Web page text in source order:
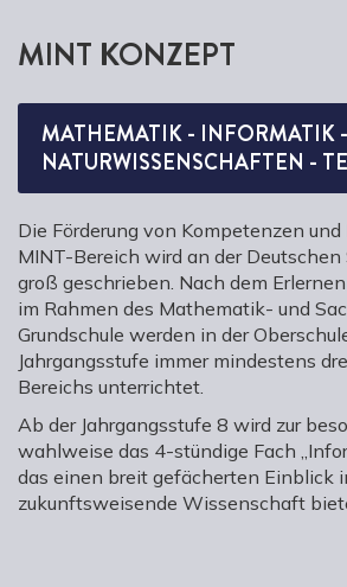
MINT KONZEPT
MATHEMATIK - INFORMATIK -
NATURWISSENSCHAFTEN -
Die Förderung von Kompetenzen
MINT-Bereich wird an der Deutschen
groß geschrieben. Nach dem
im Rahmen des Mathematik- und
Grundschule werden in der
Jahrgangsstufe immer mindestens
Bereichs unterrichtet.
Ab der Jahrgangsstufe 8 wird zur
wahlweise das 4-stündige Fach
das einen breit gefächerten Einblick
zukunftsweisende Wissenschaft